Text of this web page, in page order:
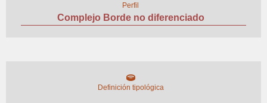
Perfil
Complejo Borde no diferenciado
Definición tipológica